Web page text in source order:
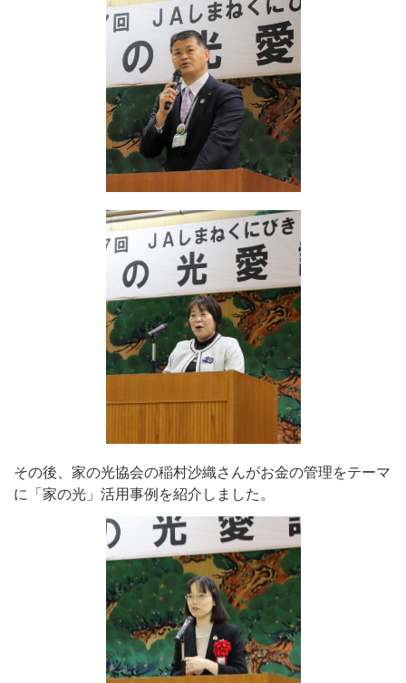
その後、家の光協会の稲村沙織さんがお金の管理をテーマ
に「家の光」活用事例を紹介しました。